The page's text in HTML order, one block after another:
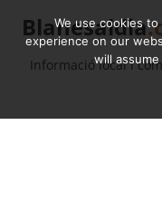
Blanesaldia
Informació local i
We use cookies
experience on our
will